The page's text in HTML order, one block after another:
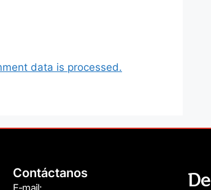
data is processed.
Contáctanos